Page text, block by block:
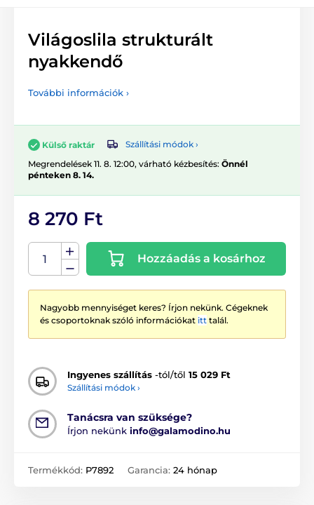
Világoslila strukturált
nyakkendő
További információk ›
Külső raktár
Szállítási módok ›
Megrendelések 11. 8. 12:00, várható kézbesítés: Önnél
pénteken 8. 14.
8 270 Ft
Hozzáadás a kosárhoz
Nagyobb mennyiséget keres? Írjon nekünk. Cégeknek
és csoportoknak szóló információkat itt talál.
Ingyenes szállítás -tól/től 15 029 Ft
Szállítási módok ›
Tanácsra van szüksége?
Írjon nekünk info@galamodino.hu
Termékkód: P7892 Garancia: 24 hónap